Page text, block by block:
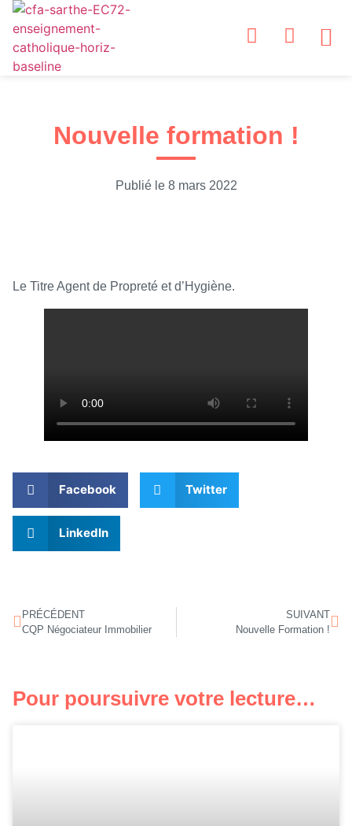
Nouvelle formation !
Publié le 8 mars 2022
Le Titre Agent de Propreté et d’Hygiène.
Facebook Twitter
LinkedIn
PRÉCÉDENT
CQP Négociateur Immobilier
SUIVANT
Nouvelle Formation !
Pour poursuivre votre lecture…